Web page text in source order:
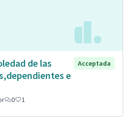
de las
e
Acceptada
0 1